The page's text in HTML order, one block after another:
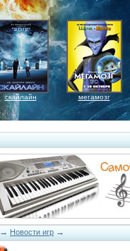
скайлайн мегамозг
→ Новости игр →